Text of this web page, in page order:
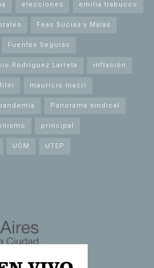
elecciones emilia trabucco
Feas Sucias y Malas
Fuentes Seguras
Rodríguez Larreta inflación
mauricio macri
Panorama sindical
principal
UOM UTEP